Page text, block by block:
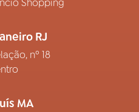
Shopping
RJ
nº 18
MA